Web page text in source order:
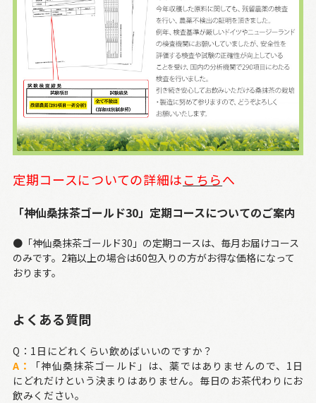
定期コースについての詳細はこちらへ
「神仙桑抹茶ゴールド30」定期コースについてのご案内
●「神仙桑抹茶ゴールド30」の定期コースは、毎月お届けコース
のみです。2箱以上の場合は60包入りの方がお得な価格になって
おります。
よくある質問
Q：1日にどれくらい飲めばいいのですか？
A：
「神仙桑抹茶ゴールド」は、薬ではありませんので、1日
にどれだけという決まりはありません。毎日のお茶代わりにお
飲みください。